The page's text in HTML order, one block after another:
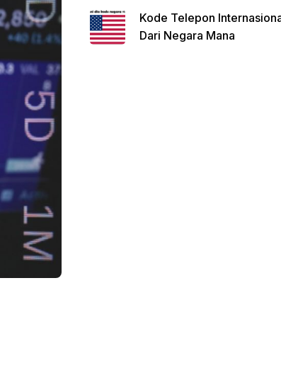
Kode Telepon
Dari Negara Mana